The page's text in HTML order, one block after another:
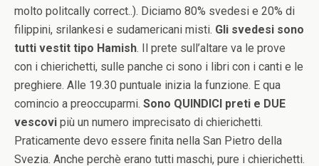
molto politcally correct..). Diciamo 80% svedesi e 20% di
filippini, srilankesi e sudamericani misti. Gli svedesi sono
tutti vestit tipo Hamish. Il prete sull’altare va le prove
con i chierichetti, sulle panche ci sono i libri con i canti e le
preghiere. Alle 19.30 puntuale inizia la funzione. E qua
comincio a preoccuparmi. Sono QUINDICI preti e DUE
vescovi più un numero imprecisato di chierichetti.
Praticamente devo essere finita nella San Pietro della
Svezia. Anche perchè erano tutti maschi, pure i chierichetti.